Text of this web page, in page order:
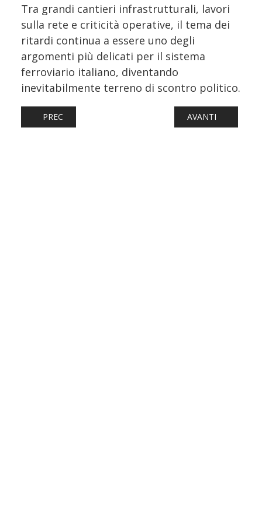
Tra grandi cantieri infrastrutturali, lavori
sulla rete e criticità operative, il tema dei
ritardi continua a essere uno degli
argomenti più delicati per il sistema
ferroviario italiano, diventando
inevitabilmente terreno di scontro politico.
ARTICOLO PRECEDENTE: FRIULI, TRASPORTO
PREC ARTICOLO
AVANTI